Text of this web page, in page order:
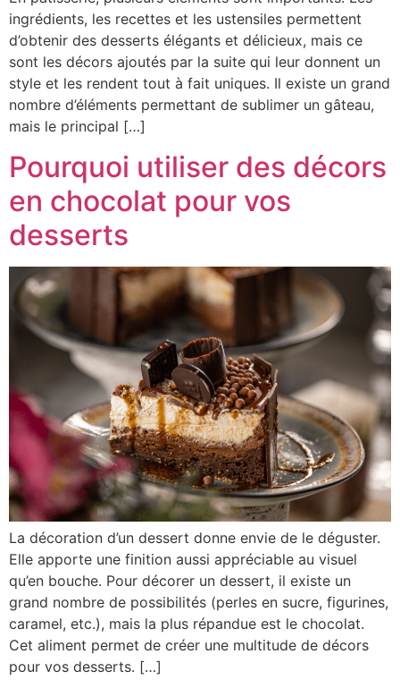
ingrédients, les recettes et les ustensiles permettent
d’obtenir des desserts élégants et délicieux, mais ce
sont les décors ajoutés par la suite qui leur donnent un
style et les rendent tout à fait uniques. Il existe un grand
nombre d’éléments permettant de sublimer un gâteau,
mais le principal […]
Pourquoi utiliser des décors
en chocolat pour vos
desserts
La décoration d’un dessert donne envie de le déguster.
Elle apporte une finition aussi appréciable au visuel
qu’en bouche. Pour décorer un dessert, il existe un
grand nombre de possibilités (perles en sucre, figurines,
caramel, etc.), mais la plus répandue est le chocolat.
Cet aliment permet de créer une multitude de décors
pour vos desserts. […]